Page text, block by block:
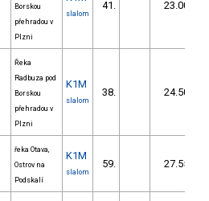
Borskou
přehradou v
Plzni
slalom
41. 23.00
Řeka
Radbuza pod
Borskou
přehradou v
Plzni
K1M
slalom
38. 24.50
řeka Otava,
Ostrov na
Podskalí
K1M
slalom
59. 27.55